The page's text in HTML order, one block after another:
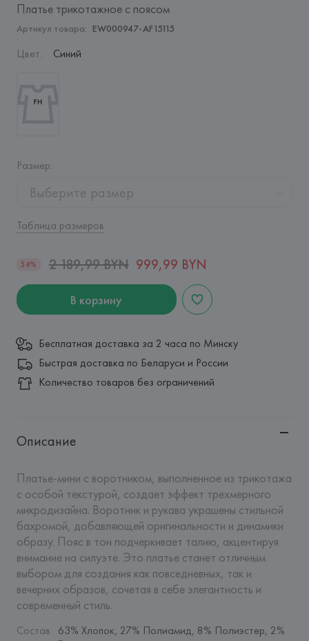
Платье трикотажное с поясом
Артикул товара: EW000947-AF15115
Цвет: Синий
Размер:
Выберите размер
Таблица размеров
54% 2 189,99 BYN 999,99 BYN
В корзину
Бесплатная доставка за 2 часа по Минску
Быстрая доставка по Беларуси и России
Количество товаров без ограничений
Описание
Платье-мини с воротником, выполненное из трикотажа
с особой текстурой, создает эффект трехмерного
микродизайна. Воротник и рукава украшены стильной
бахромой, добавляющей оригинальности и динамики
образу. Пояс в тон подчеркивает талию, акцентируя
внимание на силуэте. Это платье станет отличным
выбором для создания как повседневных, так и
вечерних образов, сочетая в себе элегантность и
современный стиль.
Состав: 63% Хлопок, 27% Полиамид, 8% Полиэстер, 2%